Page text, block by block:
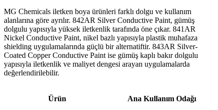
MG Chemicals iletken boya ürünleri farklı dolgu ve kullanım
alanlarına göre ayrılır. 842AR Silver Conductive Paint, gümüş
dolgulu yapısıyla yüksek iletkenlik tarafında öne çıkar. 841AR
Nickel Conductive Paint, nikel bazlı yapısıyla plastik muhafaza
shielding uygulamalarında güçlü bir alternatiftir. 843AR Silver-
Coated Copper Conductive Paint ise gümüş kaplı bakır dolgulu
yapısıyla iletkenlik ve maliyet dengesi arayan uygulamalarda
değerlendirilebilir.
Ürün Ana Kullanım Odağı